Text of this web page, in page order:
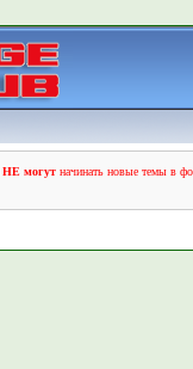
НЕ могутначинать новые темы в